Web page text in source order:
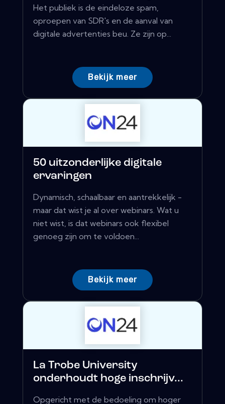
Het publiek is de eindeloze spam,
oproepen van SDR's en de aanval van
digitale advertenties beu. Ze zijn op...
Bekijk meer
50 uitzonderlijke digitale
ervaringen
Dynamisch, schaalbaar en aantrekkelijk -
maar dat wist je al over webinars. Wat u
niet wist, is dat webinars ook flexibel
genoeg zijn om te voldoen...
Bekijk meer
La Trobe University
onderhoudt hoge inschrijv...
Opgericht met de bedoeling om hoger